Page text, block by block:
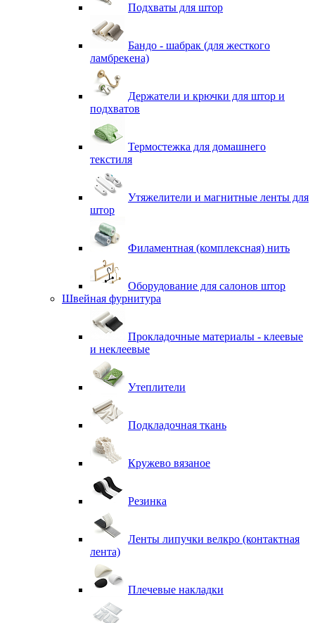
Подхваты для штор
Бандо - шабрак (для жесткого
ламбрекена)
Держатели и крючки для штор и
подхватов
Термостежка для домашнего
текстиля
Утяжелители и магнитные ленты для
штор
Филаментная (комплексная) нить
Оборудование для салонов штор
Швейная фурнитура
Прокладочные материалы - клеевые
и неклеевые
Утеплители
Подкладочная ткань
Кружево вязаное
Резинка
Ленты липучки велкро (контактная
лента)
Плечевые накладки